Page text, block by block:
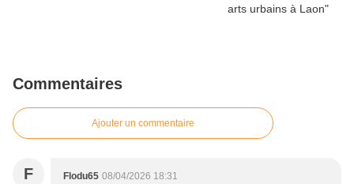
Commentaires
Ajouter un commentaire
F Flodu65 08/04/2026 18:31